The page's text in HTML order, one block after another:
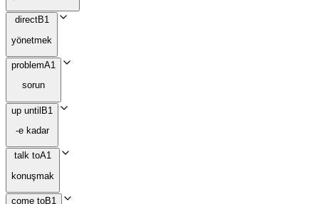
directB1
yönetmek
problemA1
sorun
up until B1
-e kadar
talk toA1
konuşmak
come toB1